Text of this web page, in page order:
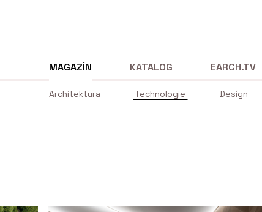
MAGAZÍN
Architektura Technologie Design
KATALOG EARCH.TV